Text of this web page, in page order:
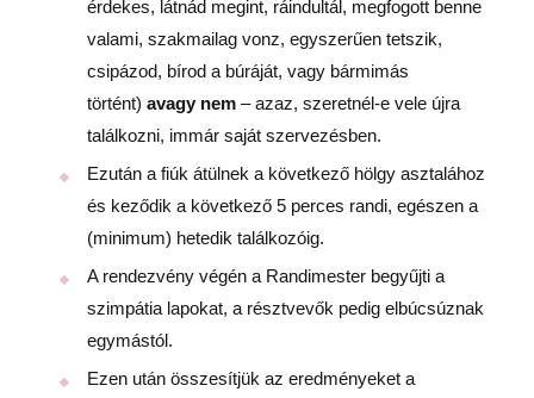
érdekes, látnád megint, ráindultál, megfogott benne
valami, szakmailag vonz, egyszerűen tetszik,
csipázod, bírod a búráját, vagy bármimás
történt) avagy nem – azaz, szeretnél-e vele újra
találkozni, immár saját szervezésben.
Ezután a fiúk átülnek a következő hölgy asztalához
és keződik a következő 5 perces randi, egészen a
(minimum) hetedik találkozóig.
A rendezvény végén a Randimester begyűjti a
szimpátia lapokat, a résztvevők pedig elbúcsúznak
egymástól.
Ezen után összesítjük az eredményeket a